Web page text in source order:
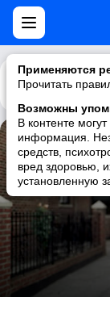
Применяются
Прочитать
Возможны
В контенте
информация.
средств,
вред здоровью,
установленную
Каталог
One
Sean Price